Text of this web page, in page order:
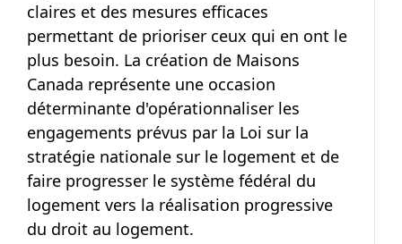
claires et des mesures efficaces
permettant de prioriser ceux qui en ont le
plus besoin. La création de Maisons
Canada représente une occasion
déterminante d'opérationnaliser les
engagements prévus par la Loi sur la
stratégie nationale sur le logement et de
faire progresser le système fédéral du
logement vers la réalisation progressive
du droit au logement.